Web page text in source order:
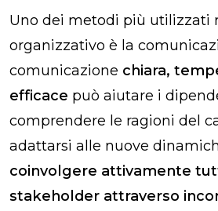
Uno dei metodi più utilizzati
organizzativo è la
comunicazione chiara,
efficace può aiutare i
comprendere le ragioni del
adattarsi alle nuove
coinvolgere attivamente
stakeholder attraverso